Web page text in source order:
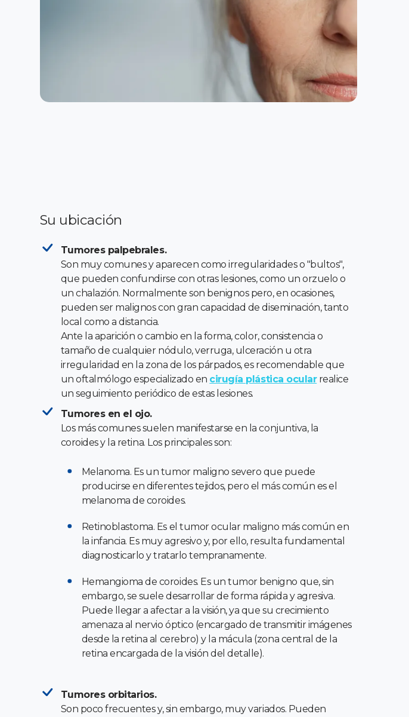
Su ubicación
Tumores palpebrales.
Son muy comunes y aparecen como irregularidades o "bultos",
que pueden confundirse con otras lesiones, como un orzuelo o
un chalazión. Normalmente son benignos pero, en ocasiones,
pueden ser malignos con gran capacidad de diseminación, tanto
local como a distancia.
Ante la aparición o cambio en la forma, color, consistencia o
tamaño de cualquier nódulo, verruga, ulceración u otra
irregularidad en la zona de los párpados, es recomendable que
un oftalmólogo especializado en cirugía plástica ocularrealice
un seguimiento periódico de estas lesiones.
Tumores en el ojo.
Los más comunes suelen manifestarse en la conjuntiva, la
coroides y la retina. Los principales son:
Melanoma. Es un tumor maligno severo que puede
producirse en diferentes tejidos, pero el más común es el
melanoma de coroides.
Retinoblastoma. Es el tumor ocular maligno más común en
la infancia. Es muy agresivo y, por ello, resulta fundamental
diagnosticarlo y tratarlo tempranamente.
Hemangioma de coroides. Es un tumor benigno que, sin
embargo, se suele desarrollar de forma rápida y agresiva.
Puede llegar a afectar a la visión, ya que su crecimiento
amenaza al nervio óptico (encargado de transmitir imágenes
desde la retina al cerebro) y la mácula (zona central de la
retina encargada de la visión del detalle).
Tumores orbitarios.
Son poco frecuentes y, sin embargo, muy variados. Pueden